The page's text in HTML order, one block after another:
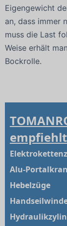
Eigengewicht
an, dass immer
muss die Last
Weise erhält
Bockrolle.
empfiehlt
Alu-
Hebelzüge